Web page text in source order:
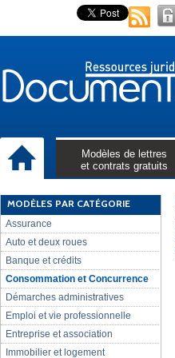
Modèles de lettres
et contrats gratuits
MODÈLES PAR CATÉGORIE
Assurance
Auto et deux roues
Banque et crédits
Consommation et Concurrence
Démarches administratives
Emploi et vie professionnelle
Entreprise et association
Immobilier et logement